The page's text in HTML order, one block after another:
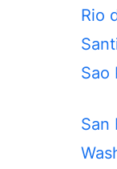
Rio
Sao
San